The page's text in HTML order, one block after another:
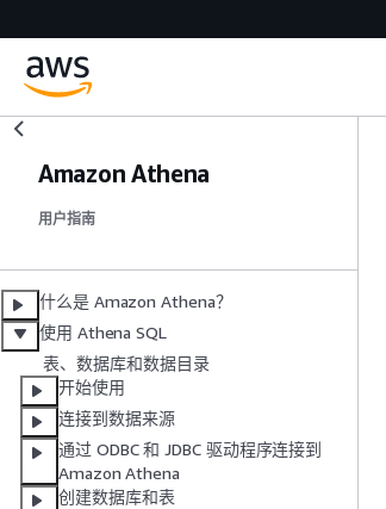
Amazon Athena
用户指南
什么是 Amazon Athena？
使用 Athena SQL
表、数据库和数据目录
开始使用
连接到数据来源
通过 ODBC 和 JDBC 驱动程序连接到
Amazon Athena
创建数据库和表